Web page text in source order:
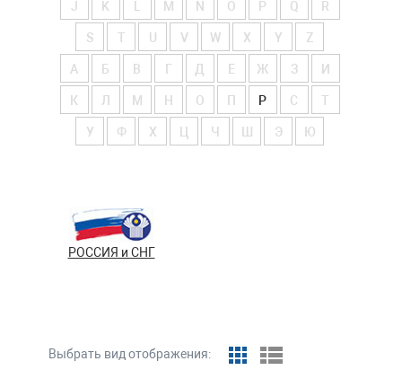
J K M N O P Q R
S T V W X Y Z
А Б В Г Д Е Ж З И
К Л М Н О П Р С Т
У Ф Х Ч Э Ю
РОССИЯ и СНГ
Выбрать вид отображения: